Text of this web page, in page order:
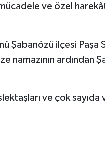
ve özel
Şabanözü ilçesi Paşa
namazının ardından
ve çok sayıda